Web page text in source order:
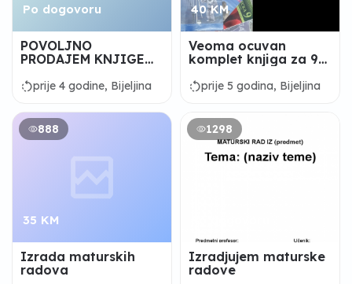
Po dogovoru
POVOLJNO
PRODAJEM KNJIGE
MEDICINSKE ŠKOLE
rotate_leftprije 4 godine, Bijeljina
40 KM
Veoma ocuvan
komplet knjiga za 9
rotate_leftprije 5 godina, Bijeljina
888
35 KM
Izrada maturskih
radova
1298
Izradjujem maturske
radove